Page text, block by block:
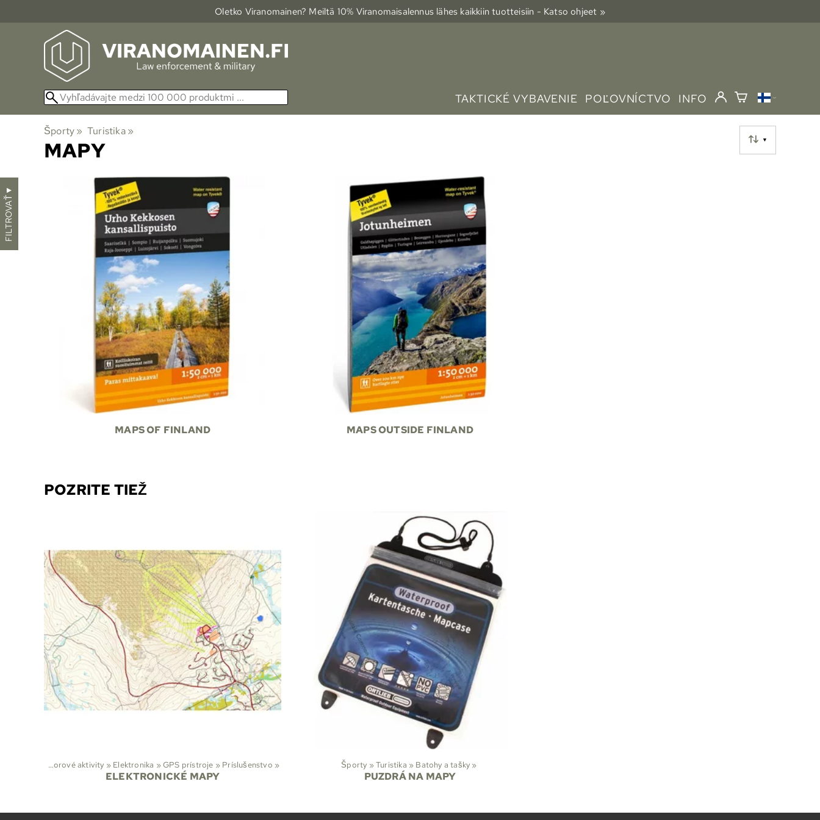
Oletko Viranomainen? Meiltä 10% Viranomais­alennus lähes kaikkiin tuotteisiin - Katso ohjeet »
TAKTICKÉ VYBAVENIE POĽOVNÍCTVO INFO
Športy‪» Turistika ‪»
▼
MAPY
FILTROVAŤ
▼
MAPS OF FINLAND MAPS OUTSIDE FINLAND
POZRITE TIEŽ
Outdoorové aktivity ‪» Elektronika ‪»GPS prístroje ‪» Príslušenstvo ‪»
ELEKTRONICKÉ MAPY
Športy ‪»Turistika ‪» Batohy a tašky ‪»
PUZDRÁ NA MAPY